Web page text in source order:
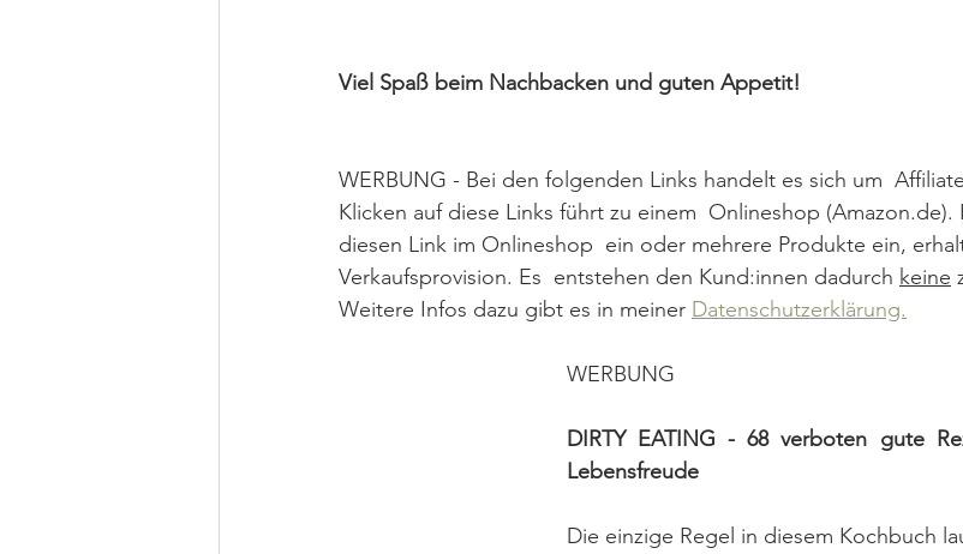
Viel Spaß beim Nachbacken und guten Appetit!
WERBUNG - Bei den folgenden Links handelt es sich um
Klicken auf diese Links führt zu einem  Onlineshop
diesen Link im Onlineshop  ein oder mehrere Produkte ein,
Verkaufsprovision. Es  entstehen den Kund:innen dadurch keine
Weitere Infos dazu gibt es in meiner Datenschutzerklärung.
WERBUNG
DIRTY EATING - 68 verboten gute
Lebensfreude
Die einzige Regel in diesem Kochbuch